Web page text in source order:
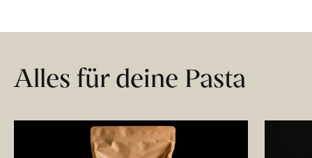
Alles für deine Pasta